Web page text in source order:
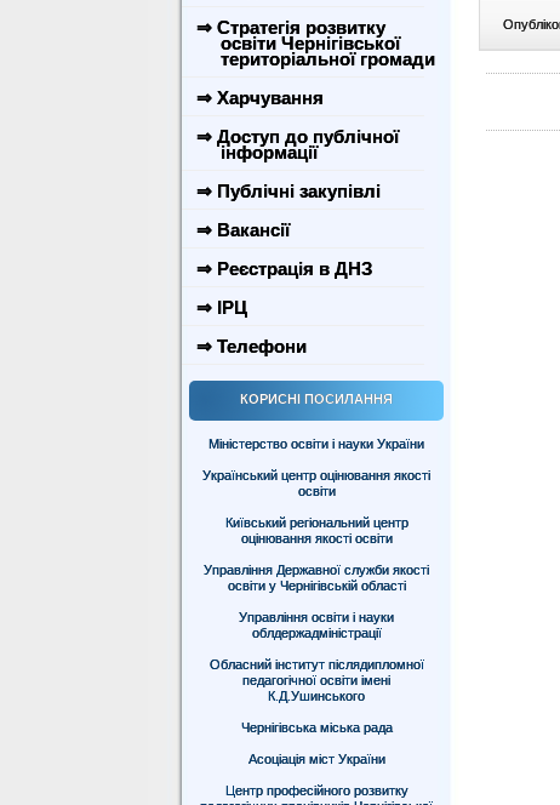
⇒ Стратегія розвитку
освіти Чернігівської
територіальної громади
⇒ Харчування
⇒ Доступ до публічної
інформації
⇒ Публічні закупівлі
⇒ Вакансії
⇒ Реєстрація в ДНЗ
⇒ ІРЦ
⇒ Телефони
КОРИСНІ ПОСИЛАННЯ
Міністерство освіти і науки України
Український центр оцінювання якості
освіти
Київський регіональний центр
оцінювання якості освіти
Управління Державної служби якості
освіти у Чернігівській області
Управління освіти і науки
облдержадміністрації
Обласний інститут післядипломної
педагогічної освіти імені
К.Д.Ушинського
Чернігівська міська рада
Асоціація міст України
Центр професійного розвитку